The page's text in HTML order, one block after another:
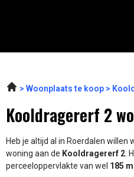
Woonplaats te koop
Kooldragererf 2
Heb je altijd al in Roerdalen willen
woning aan de Kooldragererf 2.
perceeloppervlakte van wel 185